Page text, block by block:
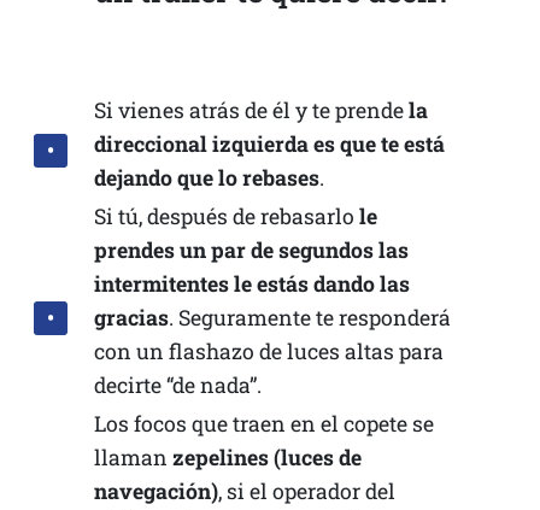
Si vienes atrás de él y te prendela
direccional izquierda es que te está
dejando que lo rebases.
Si tú, después de rebasarlo le
prendes un par de segundos las
intermitentes le estás dando las
gracias. Seguramente te responderá
con un flashazo de luces altas para
decirte “de nada”.
Los focos que traen en el copete se
llaman zepelines (luces de
navegación), si el operador del